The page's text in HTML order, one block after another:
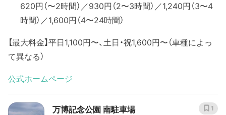
620円（〜2時間）／930円（2〜3時間）／1,240円（3〜4
時間）／1,600円（4〜24時間）
【最大料金】平日1,100円〜、土日・祝1,600円〜（車種によっ
て異なる）
公式ホームページ
万博記念公園 南駐車場 1